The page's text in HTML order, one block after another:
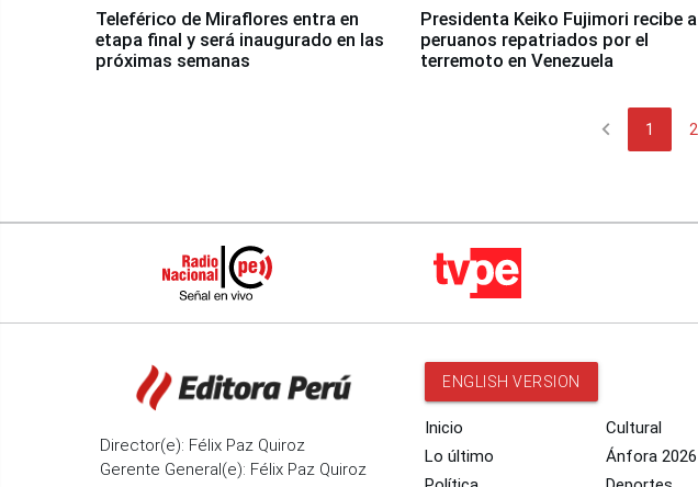
Teleférico de Miraflores entra en
etapa final y será inaugurado en las
próximas semanas
Presidenta Keiko Fujimori recibe a
peruanos repatriados por el
terremoto en Venezuela
chevron_left 1 2
Director(e): Félix Paz Quiroz
Gerente General(e): Félix Paz Quiroz
ENGLISH VERSION
Inicio
Lo último
Cultural
Ánfora 2026